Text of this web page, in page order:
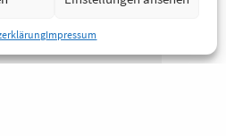
Impressum